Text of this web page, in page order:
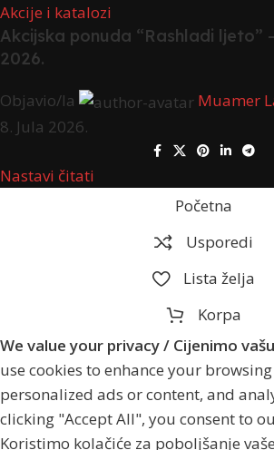
Akcije i katalozi
Akcijska ponuda “Rashladi ljeto”
2026.
Objavio/la
Muamer
8. Jula 2026.
Nastavi čitati
Početna
Usporedi
Lista želja
Korpa
We value your privacy / Cijenimo
use cookies to enhance your
personalized ads or content, and
clicking "Accept All", you consent to
Koristimo kolačiće za poboljšanje